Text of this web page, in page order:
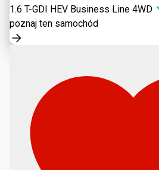
1.6 T-GDI HEV Business Line 4WD
poznaj ten samochód